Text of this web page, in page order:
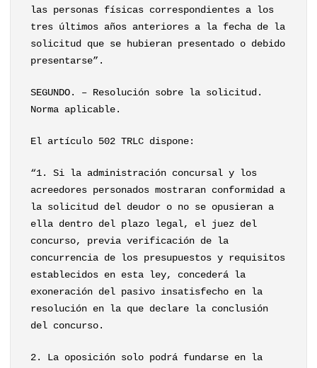
las personas físicas correspondientes a los
tres últimos años anteriores a la fecha de la
solicitud que se hubieran presentado o debido
presentarse”.
SEGUNDO. – Resolución sobre la solicitud.
Norma aplicable.
El artículo 502 TRLC dispone:
“1. Si la administración concursal y los
acreedores personados mostraran conformidad a
la solicitud del deudor o no se opusieran a
ella dentro del plazo legal, el juez del
concurso, previa verificación de la
concurrencia de los presupuestos y requisitos
establecidos en esta ley, concederá la
exoneración del pasivo insatisfecho en la
resolución en la que declare la conclusión
del concurso.
2. La oposición solo podrá fundarse en la